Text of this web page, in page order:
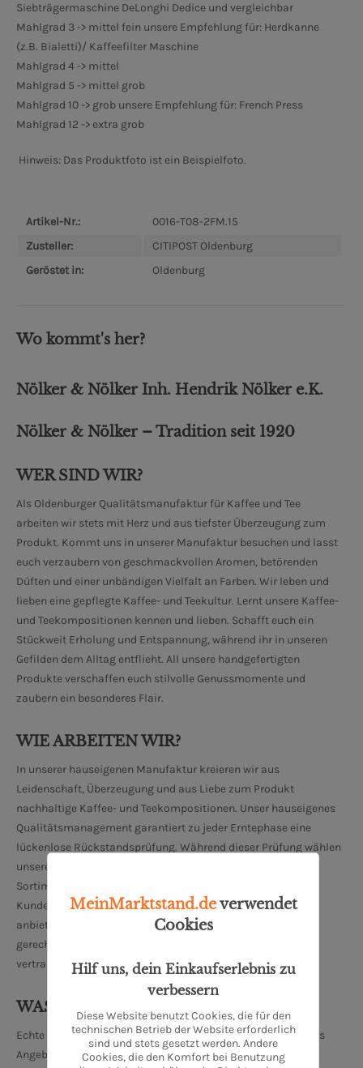
Siebträgermaschine DeLonghi Dedice und vergleichbar
Mahlgrad 3 -> mittel fein unsere Empfehlung für: Herdkanne
(z.B. Bialetti)/ Kaffeefilter Maschine
Mahlgrad 4 -> mittel
Mahlgrad 5 -> mittel grob
Mahlgrad 10 -> grob unsere Empfehlung für: French Press
Mahlgrad 12 -> extra grob
Hinweis: Das Produktfoto ist ein Beispielfoto.
Artikel-Nr.:
0016-T08-2FM.15
Zusteller:
CITIPOST Oldenburg
Geröstet in:
Oldenburg
Wo kommt's her?
Nölker & Nölker Inh. Hendrik Nölker e.K.
Nölker & Nölker – Tradition seit 1920
WER SIND WIR?
Als Oldenburger Qualitätsmanufaktur für Kaffee und Tee
arbeiten wir stets mit Herz und aus tiefster Überzeugung zum
Produkt. Kommt uns in unserer Manufaktur besuchen und lasst
euch verzaubern von geschmackvollen Aromen, betörenden
Düften und einer unbändigen Vielfalt an Farben. Wir leben und
lieben eine gepflegte Kaffee- und Teekultur. Lernt unsere Kaffee-
und Teekompositionen kennen und lieben. Schafft euch ein
Stückweit Erholung und Entspannung, während ihr in unseren
Gefilden dem Alltag entflieht. All unsere handgefertigten
Produkte verschaffen euch stilvolle Genussmomente und
zaubern ein besonderes Flair.
WIE ARBEITEN WIR?
In unserer hauseigenen Manufaktur kreieren wir aus
Leidenschaft, Überzeugung und aus Liebe zum Produkt
nachhaltige Kaffee- und Teekompositionen. Unser hauseigenes
Qualitätsmanagement garantiert zu jeder Erntephase eine
lückenlose Rückstandsprüfung. Während dieser Prüfung wählen
unsere erfahrenen Mitarbeiter besondere Produkte für unser
Sortiment aus. Auf diese Art und Weise können wir unseren
Kunden die besten Kaffee- und Teesorten aus aller Welt
anbieten. Um unseren hohen Qualitätsstandards dauerhaft
gerecht zu werden arbeiten wir eng und ausschließlich mit
vertrauenswürdigen Zulieferern zusammen.
WAS BIETEN WIR AN?
Echte Raritäten und regionale Köstlichkeiten bestimmen das
Angebot unserer Oldenburger Manufaktur. Einzigartige
MeinMarktstand.deverwendet
Cookies
Hilf uns, dein Einkaufserlebnis zu
verbessern
Diese Website benutzt Cookies, die für den
technischen Betrieb der Website erforderlich
sind und stets gesetzt werden. Andere
Cookies, die den Komfort bei Benutzung